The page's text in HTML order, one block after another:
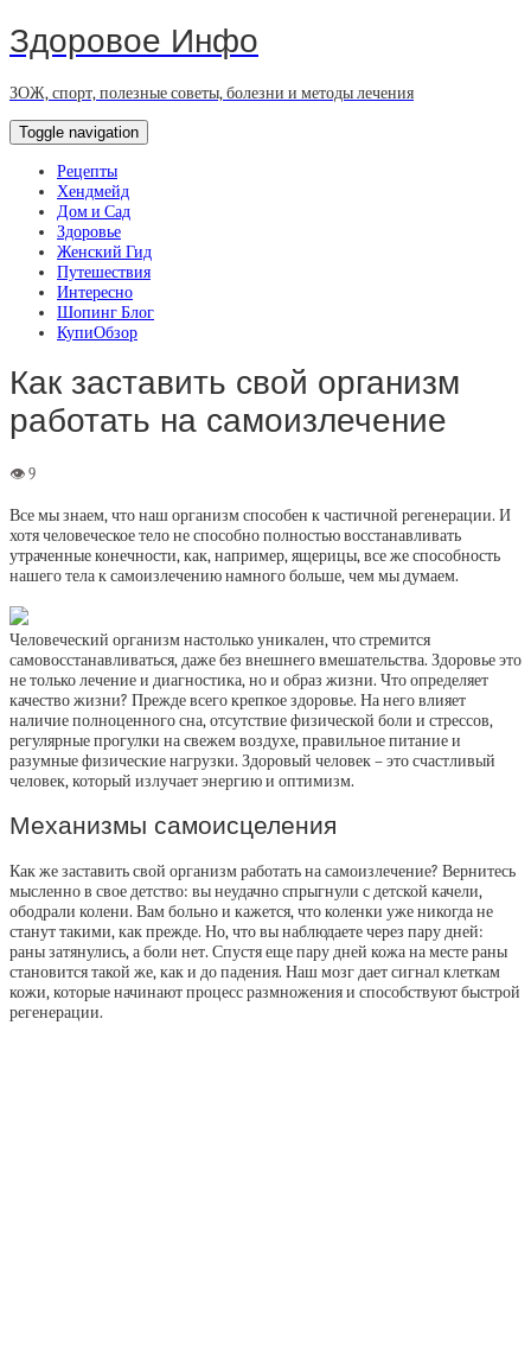
Здоровое Инфо
ЗОЖ, спорт, полезные советы, болезни и методы лечения
Toggle navigation
Рецепты
Хендмейд
Дом и Сад
Здоровье
Женский Гид
Путешествия
Интересно
Шопинг Блог
КупиОбзор
Как заставить свой организм
работать на самоизлечение
Все мы знаем, что наш организм способен к частичной регенерации. И
хотя человеческое тело не способно полностью восстанавливать
утраченные конечности, как, например, ящерицы, все же способность
нашего тела к самоизлечению намного больше, чем мы думаем.
Человеческий организм настолько уникален, что стремится
самовосстанавливаться, даже без внешнего вмешательства. Здоровье это
не только лечение и диагностика, но и образ жизни. Что определяет
качество жизни? Прежде всего крепкое здоровье. На него влияет
наличие полноценного сна, отсутствие физической боли и стрессов,
регулярные прогулки на свежем воздухе, правильное питание и
разумные физические нагрузки. Здоровый человек – это счастливый
человек, который излучает энергию и оптимизм.
Механизмы самоисцеления
Как же заставить свой организм работать на самоизлечение? Вернитесь
мысленно в свое детство: вы неудачно спрыгнули с детской качели,
ободрали колени. Вам больно и кажется, что коленки уже никогда не
станут такими, как прежде. Но, что вы наблюдаете через пару дней:
раны затянулись, а боли нет. Спустя еще пару дней кожа на месте раны
становится такой же, как и до падения. Наш мозг дает сигнал клеткам
кожи, которые начинают процесс размножения и способствуют быстрой
регенерации.